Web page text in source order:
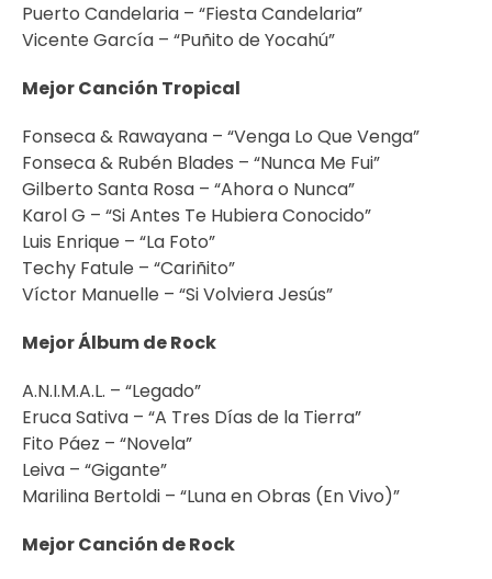
Puerto Candelaria – “Fiesta Candelaria”
Vicente García – “Puñito de Yocahú”
Mejor Canción Tropical
Fonseca & Rawayana – “Venga Lo Que Venga”
Fonseca & Rubén Blades – “Nunca Me Fui”
Gilberto Santa Rosa – “Ahora o Nunca”
Karol G – “Si Antes Te Hubiera Conocido”
Luis Enrique – “La Foto”
Techy Fatule – “Cariñito”
Víctor Manuelle – “Si Volviera Jesús”
Mejor Álbum de Rock
A.N.I.M.A.L. – “Legado”
Eruca Sativa – “A Tres Días de la Tierra”
Fito Páez – “Novela”
Leiva – “Gigante”
Marilina Bertoldi – “Luna en Obras (En Vivo)”
Mejor Canción de Rock